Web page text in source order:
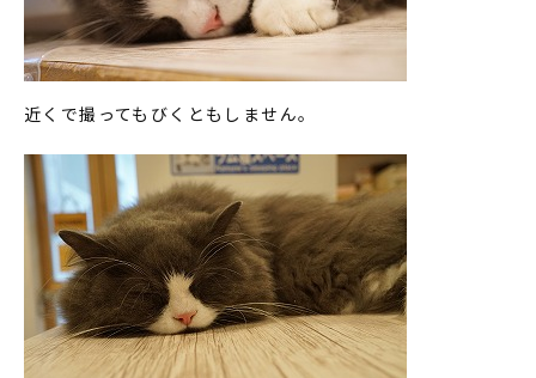
近くで撮ってもびくともしません。